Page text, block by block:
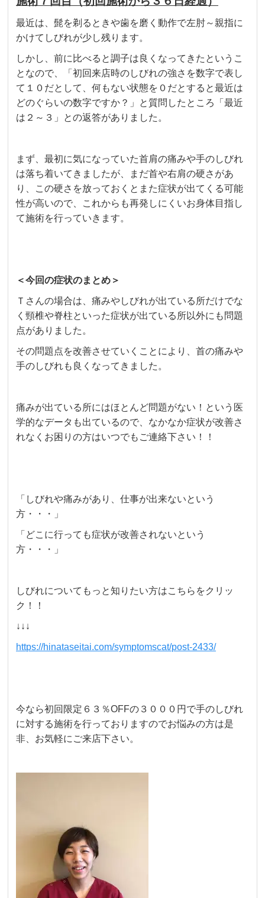
最近は、髭を剃るときや歯を磨く動作で左肘～親指に
かけてしびれが少し残ります。
しかし、前に比べると調子は良くなってきたというこ
となので、「初回来店時のしびれの強さを数字で表し
て１０だとして、何もない状態を０だとすると最近は
どのぐらいの数字ですか？」と質問したところ「最近
は２～３」との返答がありました。
まず、最初に気になっていた首肩の痛みや手のしびれ
は落ち着いてきましたが、まだ首や右肩の硬さがあ
り、この硬さを放っておくとまた症状が出てくる可能
性が高いので、これからも再発しにくいお身体目指し
て施術を行っていきます。
＜今回の症状のまとめ＞
Ｔさんの場合は、痛みやしびれが出ている所だけでな
く頸椎や脊柱といった症状が出ている所以外にも問題
点がありました。
その問題点を改善させていくことにより、首の痛みや
手のしびれも良くなってきました。
痛みが出ている所にはほとんど問題がない！という医
学的なデータも出ているので、なかなか症状が改善さ
れなくお困りの方はいつでもご連絡下さい！！
「しびれや痛みがあり、仕事が出来ないという
方・・・」
「どこに行っても症状が改善されないという
方・・・」
しびれについてもっと知りたい方はこちらをクリッ
ク！！
↓↓↓
https://hinataseitai.com/symptomscat/post-2433/
今なら初回限定６３％OFFの３０００円で手のしびれ
に対する施術を行っておりますのでお悩みの方は是
非、お気軽にご来店下さい。